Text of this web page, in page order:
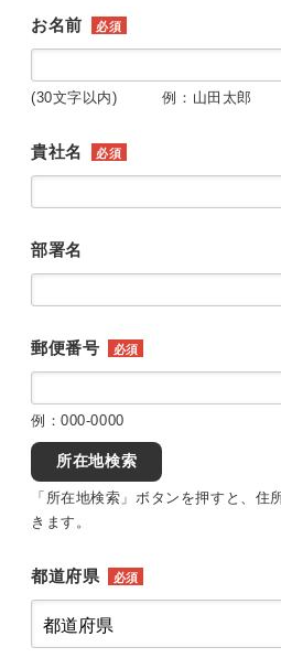
お名前 必須
(30文字以内) 例：山田太郎
貴社名 必須
部署名
郵便番号 必須
例：000-0000
所在地検索
「所在地検索」ボタンを押すと、住
きます。
都道府県 必須